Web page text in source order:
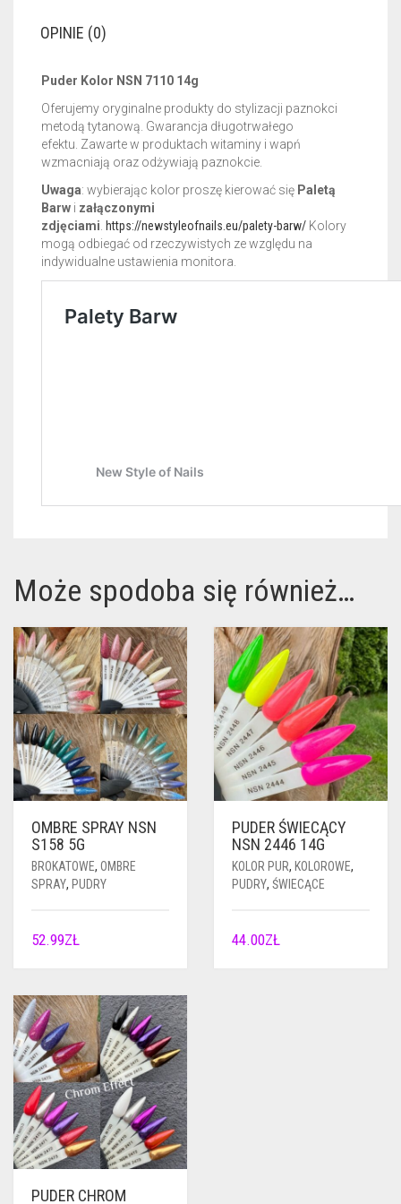
OPINIE (0)
Puder Kolor NSN 7110 14g
Oferujemy oryginalne produkty do stylizacji paznokci
metodą tytanową. Gwarancja długotrwałego
efektu. Zawarte w produktach witaminy i wapń
wzmacniają oraz odżywiają paznokcie.
Uwaga: wybierając kolor proszę kierować się Paletą
Barw i załączonymi
zdjęciami https://newstyleofnails.eu/palety-barw/ Kolory
mogą odbiegać od rzeczywistych ze względu na
indywidualne ustawienia monitora.
Może spodoba się również…
OMBRE SPRAY NSN
S158 5G
BROKATOWE, OMBRE
SPRAY, PUDRY
52.99ZŁ
PUDER ŚWIECĄCY
NSN 2446 14G
KOLOR PUR, KOLOROWE,
PUDRY, ŚWIECĄCE
44.00ZŁ
PUDER CHROM